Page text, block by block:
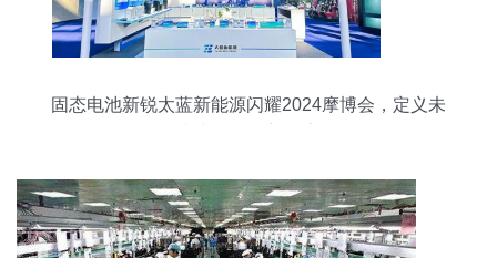
固态电池新锐太蓝新能源闪耀2024摩博会，定义未